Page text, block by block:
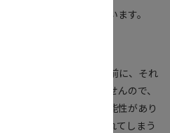
次であげてみたいと思います。
ンテンツ。発信される前に、それ
もチェックをしていませんので、
が拡散されてしまう可能性があり
ュース的な口コミが流れてしまう